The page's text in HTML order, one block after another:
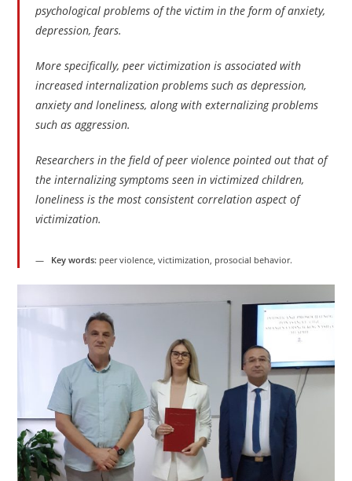
psychological problems of the victim in the form of anxiety,
depression, fears.
More specifically, peer victimization is associated with
increased internalization problems such as depression,
anxiety and loneliness, along with externalizing problems
such as aggression.
Researchers in the field of peer violence pointed out that of
the internalizing symptoms seen in victimized children,
loneliness is the most consistent correlation aspect of
victimization.
Key words: peer violence, victimization, prosocial behavior.